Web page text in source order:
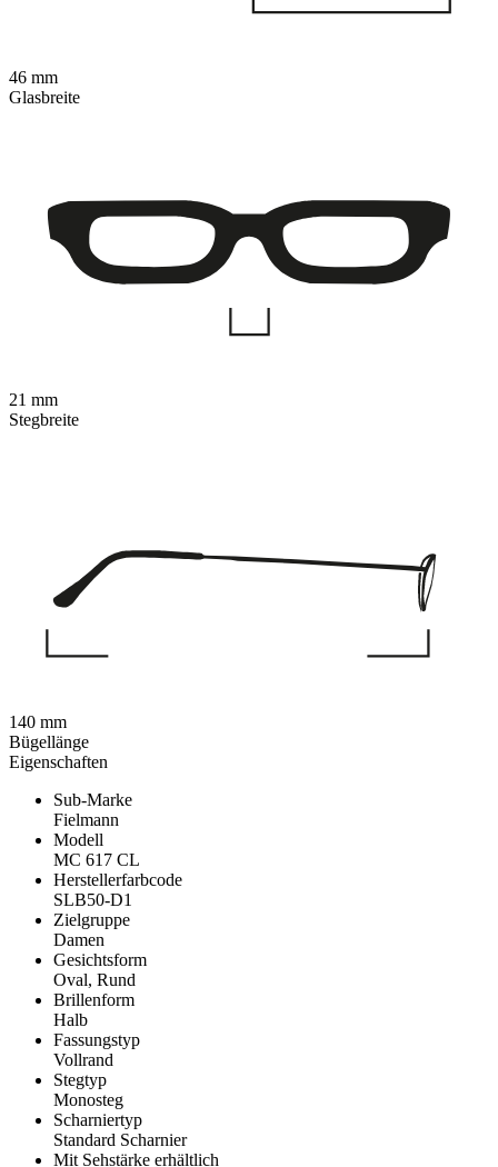
Eigenschaften
Sub-Marke
Fielmann
Modell
MC 617 CL
Herstellerfarbcode
SLB50-D1
Zielgruppe
Damen
Gesichtsform
Oval, Rund
Brillenform
Halb
Fassungstyp
Vollrand
Stegtyp
Monosteg
Scharniertyp
Standard Scharnier
Mit Sehstärke erhältlich
46 mm
Glasbreite
21 mm
Stegbreite
140 mm
Bügellänge